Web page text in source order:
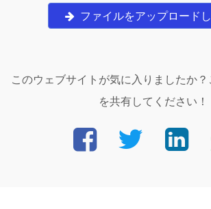
ファイルをアップロード
このウェブサイトが気に入りましたか？
を共有してください！